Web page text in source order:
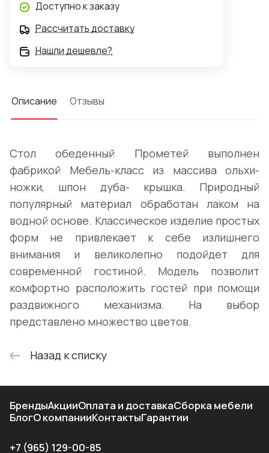
Доступно к заказу
Рассчитать доставку
Нашли дешевле?
Описание Отзывы
Стол обеденный Прометей выполнен
фабрикой Мебель-класс из массива ольхи-
ножки, шпон дуба- крышка. Природный
популярный материал обработан лаком на
водной основе. Классическое изделие простых
форм не привлекает к себе излишнего
внимания и великолепно подойдет для
современной гостиной. Модель позволит
комфортно расположить гостей при помощи
раздвижного механизма. На выбор
представлено множество цветов.
Назад к списку
БрендыАкцииОплата и доставкаСборка мебели
БлогО компанииКонтактыГарантии
+7 (965) 129-00-85